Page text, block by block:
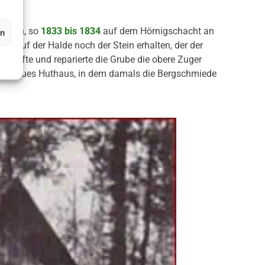
so 1833 bis 1834auf dem Hörnigschacht an
auf der Halde noch der Stein erhalten, der der
kaufte und reparierte die Grube die obere Zuger
neues Huthaus, in dem damals die Bergschmiede